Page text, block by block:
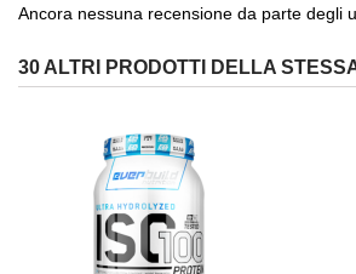
Ancora nessuna recensione da parte degli
30 ALTRI PRODOTTI DELLA